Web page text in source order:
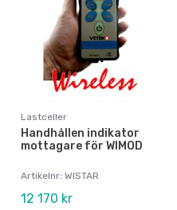
Lastceller
Handhållen indikator
mottagare för WIMOD
Artikelnr: WISTAR
12 170 kr